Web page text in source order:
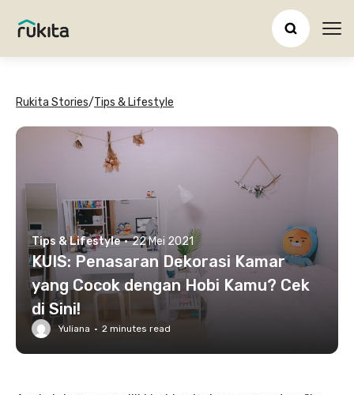
Rukita Stories/Tips & Lifestyle
Tips & Lifestyle · 22 Mei 2021
KUIS: Penasaran Dekorasi Kamar
yang Cocok dengan Hobi Kamu? Cek
di Sini!
Yuliana · 2 minutes read